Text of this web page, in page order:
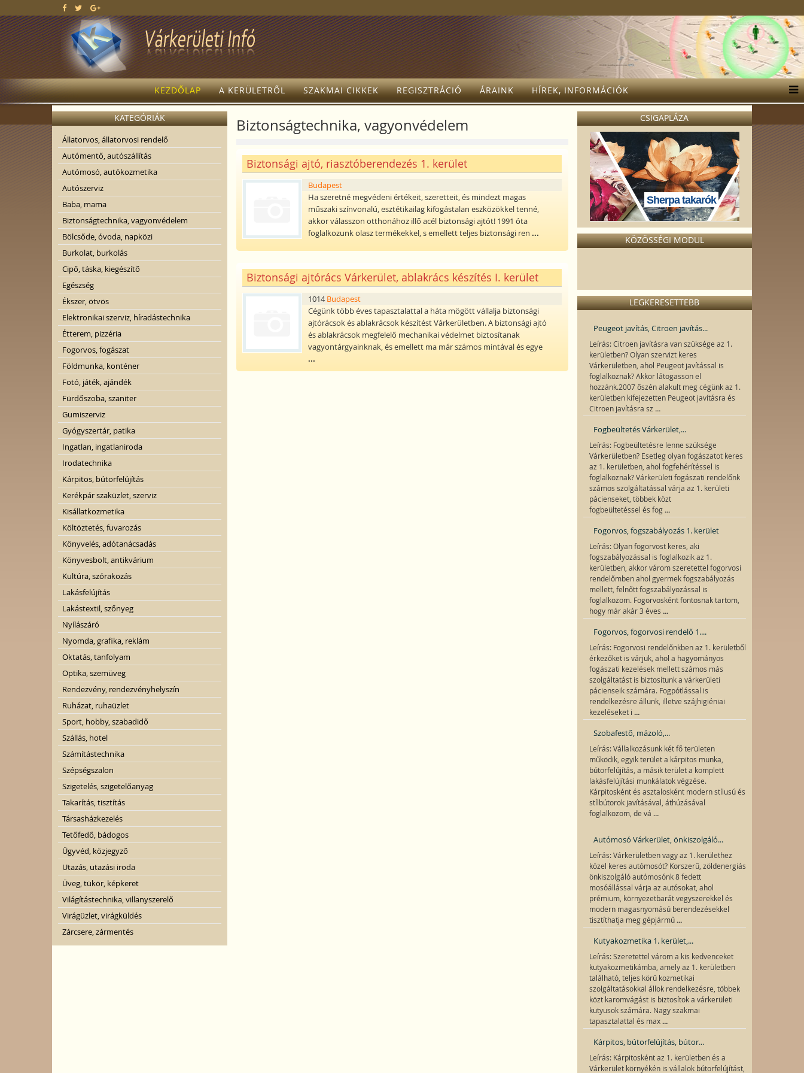
KEZDŐLAP A KERÜLETRŐL SZAKMAI CIKKEK REGISZTRÁCIÓ ÁRAINK HÍREK, INFORMÁCIÓK
KATEGÓRIÁK
Állatorvos, állatorvosi rendelő
Autómentő, autószállítás
Autómosó, autókozmetika
Autószerviz
Baba, mama
Biztonságtechnika, vagyonvédelem
Bölcsőde, óvoda, napközi
Burkolat, burkolás
Cipő, táska, kiegészítő
Egészség
Ékszer, ötvös
Elektronikai szerviz, híradástechnika
Étterem, pizzéria
Fogorvos, fogászat
Földmunka, konténer
Fotó, játék, ajándék
Fürdőszoba, szaniter
Gumiszerviz
Gyógyszertár, patika
Ingatlan, ingatlaniroda
Irodatechnika
Kárpitos, bútorfelújítás
Kerékpár szaküzlet, szerviz
Kisállatkozmetika
Költöztetés, fuvarozás
Könyvelés, adótanácsadás
Könyvesbolt, antikvárium
Kultúra, szórakozás
Lakásfelújítás
Lakástextil, szőnyeg
Nyílászáró
Nyomda, grafika, reklám
Oktatás, tanfolyam
Optika, szemüveg
Rendezvény, rendezvényhelyszín
Ruházat, ruhaüzlet
Sport, hobby, szabadidő
Szállás, hotel
Számítástechnika
Szépségszalon
Szigetelés, szigetelőanyag
Takarítás, tisztítás
Társasházkezelés
Tetőfedő, bádogos
Ügyvéd, közjegyző
Utazás, utazási iroda
Üveg, tükör, képkeret
Világítástechnika, villanyszerelő
Virágüzlet, virágküldés
Zárcsere, zármentés
Biztonságtechnika, vagyonvédelem
Biztonsági ajtó, riasztóberendezés 1. kerület
Budapest
Ha szeretné megvédeni értékeit, szeretteit, és mindezt magas
műszaki színvonalú, esztétikailag kifogástalan eszközökkel tenné,
akkor válasszon otthonához illő acél biztonsági ajtót! 1991 óta
foglalkozunk olasz termékekkel, s emellett teljes biztonsági ren ...
Biztonsági ajtórács Várkerület, ablakrács készítés I. kerület
1014Budapest
Cégünk több éves tapasztalattal a háta mögött vállalja biztonsági
ajtórácsok és ablakrácsok készítést Várkerületben. A biztonsági ajtó
és ablakrácsok megfelelő mechanikai védelmet biztosítanak
vagyontárgyainknak, és emellett ma már számos mintával és egye
...
CSIGAPLÁZA
Sherpa takarók
KÖZÖSSÉGI MODUL
LEGKERESETTEBB
Peugeot javítás, Citroen javítás...
Leírás: Citroen javításra van szüksége az 1.
kerületben? Olyan szervizt keres
Várkerületben, ahol Peugeot javítással is
foglalkoznak? Akkor látogasson el
hozzánk.2007 őszén alakult meg cégünk az 1.
kerületben kifejezetten Peugeot javításra és
Citroen javításra sz ...
Fogbeültetés Várkerület,...
Leírás: Fogbeültetésre lenne szüksége
Várkerületben? Esetleg olyan fogászatot keres
az 1. kerületben, ahol fogfehérítéssel is
foglalkoznak? Várkerületi fogászati rendelőnk
számos szolgáltatással várja az 1. kerületi
pácienseket, többek közt
fogbeültetéssel és fog ...
Fogorvos, fogszabályozás 1. kerület
Leírás: Olyan fogorvost keres, aki
fogszabályozással is foglalkozik az 1.
kerületben, akkor várom szeretettel fogorvosi
rendelőmben ahol gyermek fogszabályozás
mellett, felnőtt fogszabályozással is
foglalkozom. Fogorvosként fontosnak tartom,
hogy már akár 3 éves ...
Fogorvos, fogorvosi rendelő 1....
Leírás: Fogorvosi rendelőnkben az 1. kerületből
érkezőket is várjuk, ahol a hagyományos
fogászati kezelések mellett számos más
szolgáltatást is biztosítunk a várkerületi
pácienseik számára. Fogpótlással is
rendelkezésre állunk, illetve szájhigiéniai
kezeléseket i ...
Szobafestő, mázoló,...
Leírás: Vállalkozásunk két fő területen
működik, egyik terület a kárpitos munka,
bútorfelújítás, a másik terület a komplett
lakásfelújítási munkálatok végzése.
Kárpitosként és asztalosként modern stílusú és
stílbútorok javításával, áthúzásával
foglalkozom, de vá ...
Autómosó Várkerület, önkiszolgáló...
Leírás: Várkerületben vagy az 1. kerülethez
közel keres autómosót? Korszerű, zöldenergiás
önkiszolgáló autómosónk 8 fedett
mosóállással várja az autósokat, ahol
prémium, környezetbarát vegyszerekkel és
modern magasnyomású berendezésekkel
tisztíthatja meg gépjármű ...
Kutyakozmetika 1. kerület,...
Leírás: Szeretettel várom a kis kedvenceket
kutyakozmetikámba, amely az 1. kerületben
található, teljes körű kozmetikai
szolgáltatásokkal állok rendelkezésre, többek
közt karomvágást is biztosítok a várkerületi
kutyusok számára. Nagy szakmai
tapasztalattal és max ...
Kárpitos, bútorfelújítás, bútor...
Leírás: Kárpitosként az 1. kerületben és a
Várkerület környékén is vállalok bútorfelújítást,